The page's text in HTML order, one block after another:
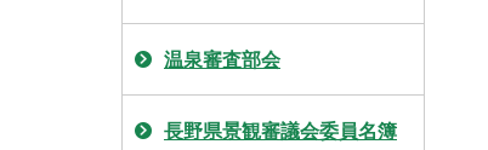
温泉審査部会
長野県景観審議会委員名簿